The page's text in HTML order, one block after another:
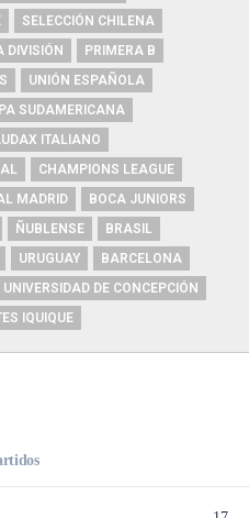
SELECCIÓN CHILENA
DIVISIÓN
PRIMERA B
UNIÓN ESPAÑOLA
SUDAMERICANA
ITALIANO
CHAMPIONS LEAGUE
MADRID
BOCA JUNIORS
ÑUBLENSE
BRASIL
URUGUAY
BARCELONA
UNIVERSIDAD DE CONCEPCIÓN
IQUIQUE